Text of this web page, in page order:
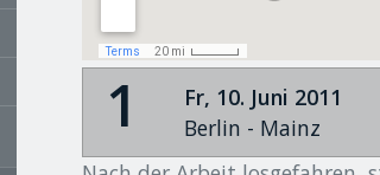
1
Fr, 10. Juni 2011
Berlin - Mainz